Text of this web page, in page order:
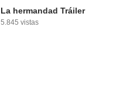
La hermandad Tráiler
5.845 vistas